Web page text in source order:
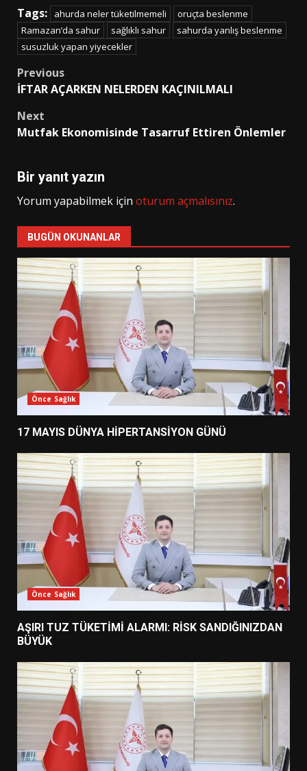
Tags: ahurda neler tüketilmemeli
oruçta beslenme
Ramazan’da sahur
sağlıklı sahur
sahurda yanlış beslenme
susuzluk yapan yiyecekler
Post
navigation
Previous
İFTAR AÇARKEN NELERDEN KAÇINILMALI
Next
Mutfak Ekonomisinde Tasarruf Ettiren Önlemler
Bir yanıt yazın
Yorum yapabilmek için oturum açmalısınız.
BUGÜN OKUNANLAR
Önce Sağlık
17 MAYIS DÜNYA HİPERTANSİYON GÜNÜ
Önce Sağlık
AŞIRI TUZ TÜKETİMİ ALARMI: RİSK SANDIĞINIZDAN
BÜYÜK